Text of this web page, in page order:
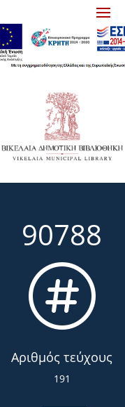
90788

Αριθμός τεύχους
191